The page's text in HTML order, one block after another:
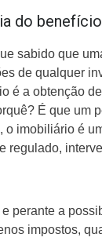
do
sabido que
de qualquer
é a obtenção
É que um
o imobiliário é
regulado,
perante a
impostos,